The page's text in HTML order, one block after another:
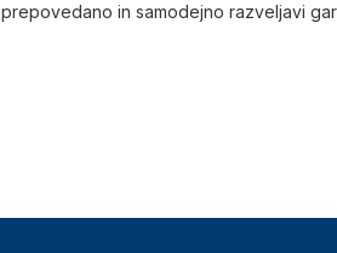
prepovedano in samodejno razveljavi